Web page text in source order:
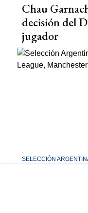
Chau
decisión del
jugador
SELECCIÓN